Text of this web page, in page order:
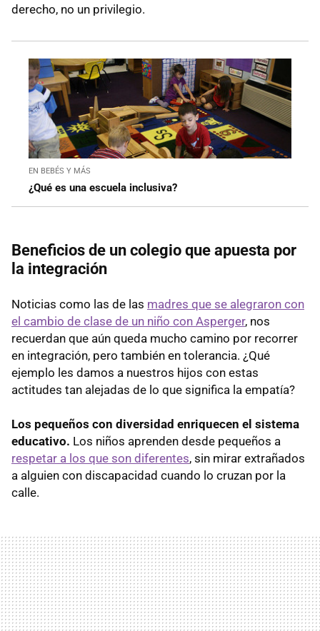
derecho, no un privilegio.
EN BEBÉS Y MÁS
¿Qué es una escuela inclusiva?
Beneficios de un colegio que apuesta por
la integración
Noticias como las de las madres que se alegraron con
el cambio de clase de un niño con Asperger, nos
recuerdan que aún queda mucho camino por recorrer
en integración, pero también en tolerancia. ¿Qué
ejemplo les damos a nuestros hijos con estas
actitudes tan alejadas de lo que significa la empatía?
Los pequeños con diversidad enriquecen el sistema
educativo. Los niños aprenden desde pequeños a
respetar a los que son diferentes, sin mirar extrañados
a alguien con discapacidad cuando lo cruzan por la
calle.